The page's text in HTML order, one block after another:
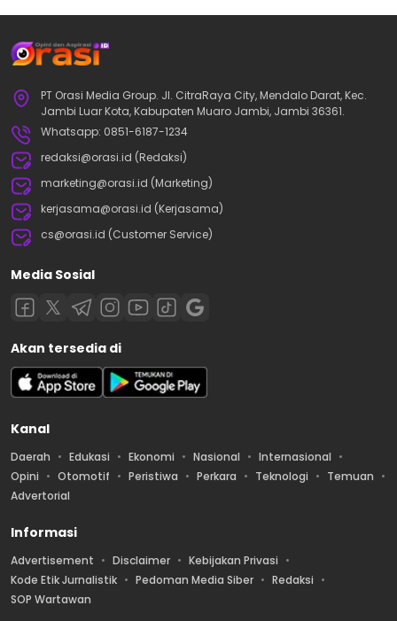
PT Orasi Media Group. Jl. CitraRaya City, Mendalo Darat, Kec.
Jambi Luar Kota, Kabupaten Muaro Jambi, Jambi 36361.
Whatsapp: 0851-6187-1234
redaksi@orasi.id (Redaksi)
marketing@orasi.id (Marketing)
kerjasama@orasi.id (Kerjasama)
cs@orasi.id (Customer Service)
Media Sosial
Akan tersedia di
Kanal
Daerah Edukasi Ekonomi Nasional
Internasional
Opini
Otomotif Peristiwa Perkara Teknologi
Temuan
Advertorial
Informasi
Advertisement Disclaimer
Kebijakan Privasi
Kode Etik Jurnalistik
Pedoman Media Siber
Redaksi
SOP Wartawan